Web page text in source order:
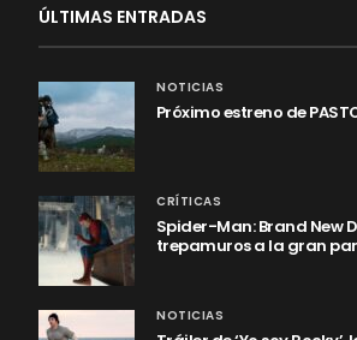
ÚLTIMAS ENTRADAS
NOTICIAS
Próximo estreno de
CRÍTICAS
Spider-Man: Brand New
trepamuros a la gran
NOTICIAS